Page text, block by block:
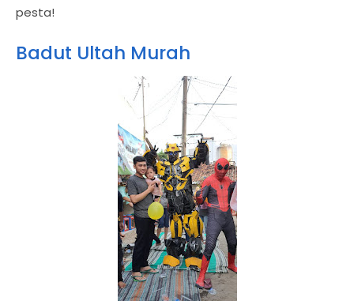
pesta!
Badut Ultah Murah